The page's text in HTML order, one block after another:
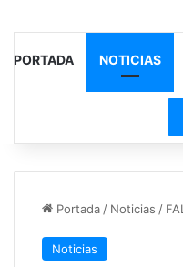
PORTADA NOTICIAS
Portada/ Noticias /
Noticias